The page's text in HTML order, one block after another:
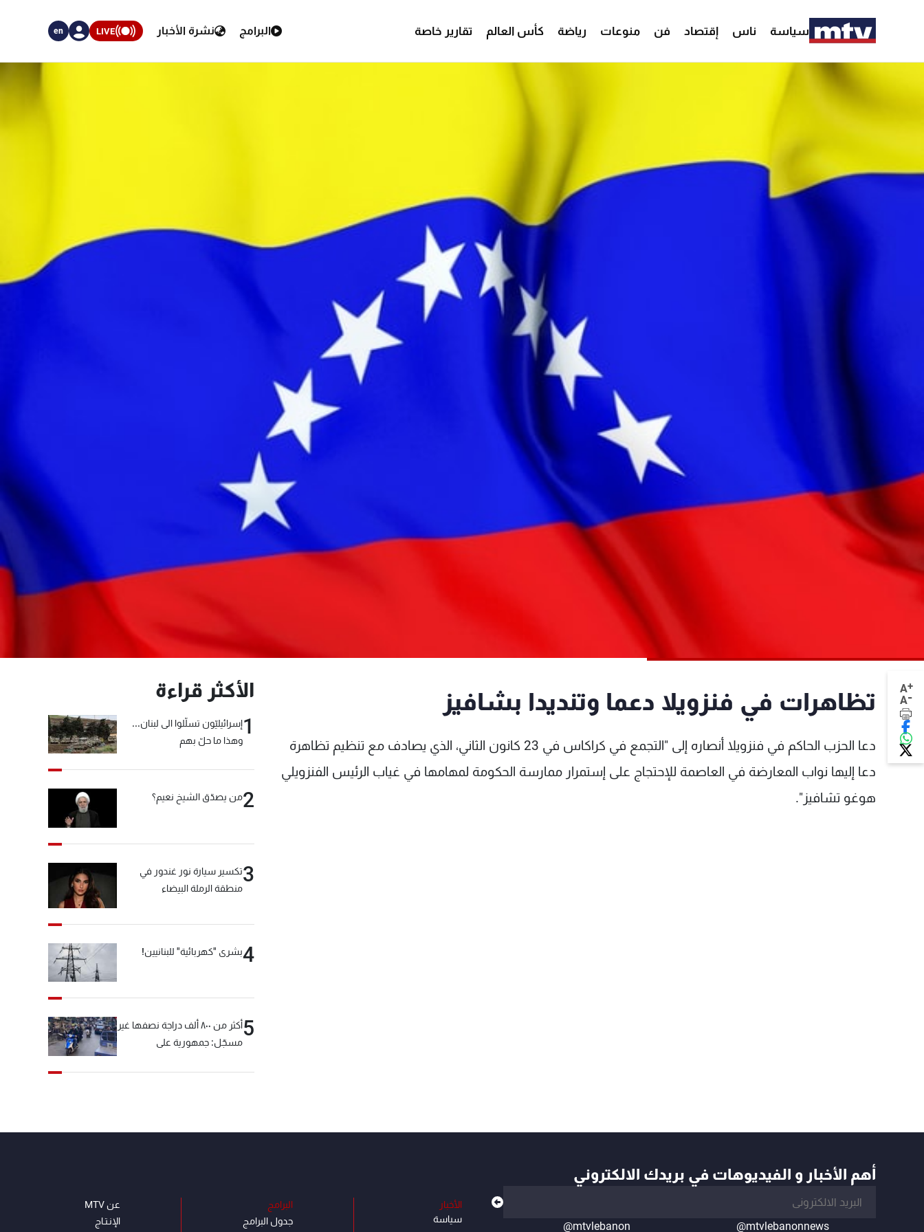
سياسة ناس إقتصاد فن منوعات رياضة كأس العالم تقارير خاصة البرامج نشرة الأخبار LIVE
en
A+
A- تظاهرات في فنزويلا دعما وتنديدا بشافيز
دعا الحزب الحاكم في فنزويلا أنصاره إلى "التجمع في كراكاس في 23 كانون الثاني، الذي يصادف مع تنظيم تظاهرة
دعا إليها نواب المعارضة في العاصمة للإحتجاج على إستمرار ممارسة الحكومة لمهامها في غياب الرئيس الفنزويلي
هوغو تشافيز".
الأكثر قراءة
1إسرائيليّون تسلّلوا الى لبنان...
وهذا ما حلّ بهم
2من يصدّق الشيخ نعيم؟
3تكسير سيارة نور غندور في
منطقة الرملة البيضاء
4بشرى "كهربائية" للبنانيين!
5
أكثر من ٨٠٠ ألف دراجة نصفها غير
مسجّل: جمهورية على
أهم الأخبار و الفيديوهات في بريدك الالكتروني
@mtvlebanonnews
@mtvlebanon
الأخبار
سياسة
البرامج
جدول البرامج
عن MTV
الإنـتـاج